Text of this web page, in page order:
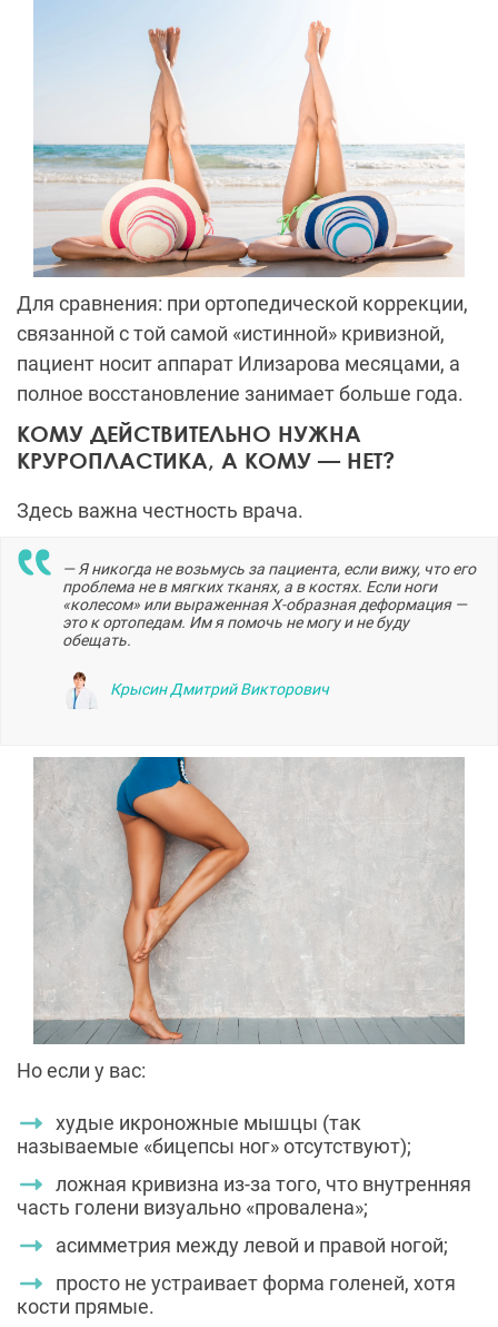
Для сравнения: при ортопедической коррекции,
связанной с той самой «истинной» кривизной,
пациент носит аппарат Илизарова месяцами, а
полное восстановление занимает больше года.
КОМУ ДЕЙСТВИТЕЛЬНО НУЖНА
КРУРОПЛАСТИКА, А КОМУ — НЕТ?
Здесь важна честность врача.
— Я никогда не возьмусь за пациента, если вижу, что его
проблема не в мягких тканях, а в костях. Если ноги
«колесом» или выраженная Х-образная деформация —
это к ортопедам. Им я помочь не могу и не буду
обещать.
Крысин Дмитрий Викторович
Но если у вас:
худые икроножные мышцы (так
называемые «бицепсы ног» отсутствуют);
ложная кривизна из-за того, что внутренняя
часть голени визуально «провалена»;
асимметрия между левой и правой ногой;
просто не устраивает форма голеней, хотя
кости прямые.